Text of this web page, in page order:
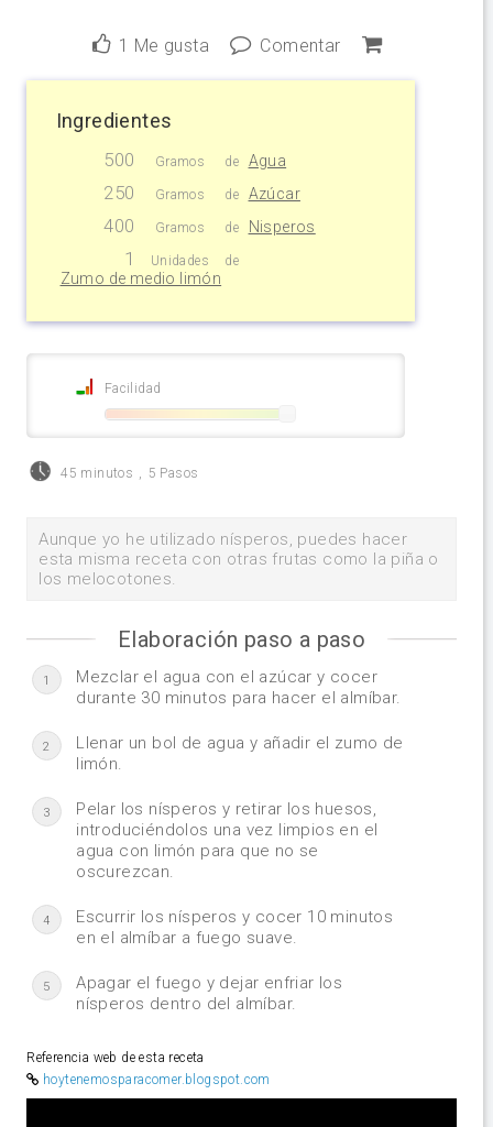
1 Me gusta Comentar
Ingredientes
500 Gramos de Agua
250 Gramos de Azúcar
400 Gramos de Nisperos
1 Unidades de
Zumo de medio limón
Facilidad
45 minutos , 5 Pasos
Aunque yo he utilizado nísperos, puedes hacer
esta misma receta con otras frutas como la piña o
los melocotones.
Elaboración paso a paso
1
Mezclar el agua con el azúcar y cocer
durante 30 minutos para hacer el almíbar.
2
Llenar un bol de agua y añadir el zumo de
limón.
3
Pelar los nísperos y retirar los huesos,
introduciéndolos una vez limpios en el
agua con limón para que no se
oscurezcan.
4
Escurrir los nísperos y cocer 10 minutos
en el almíbar a fuego suave.
5
Apagar el fuego y dejar enfriar los
nísperos dentro del almíbar.
Referencia web de esta receta
hoytenemosparacomer.blogspot.com